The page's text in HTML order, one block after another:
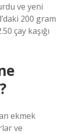
ve yeni
200 gram
çay kaşığı
ekmek
ve